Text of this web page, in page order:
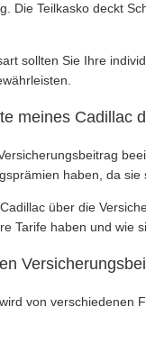
Die Teilkasko deckt
sollten Sie Ihre
meines Cadillac
haben, da
über die
Tarife haben und wie
von verschiedenen